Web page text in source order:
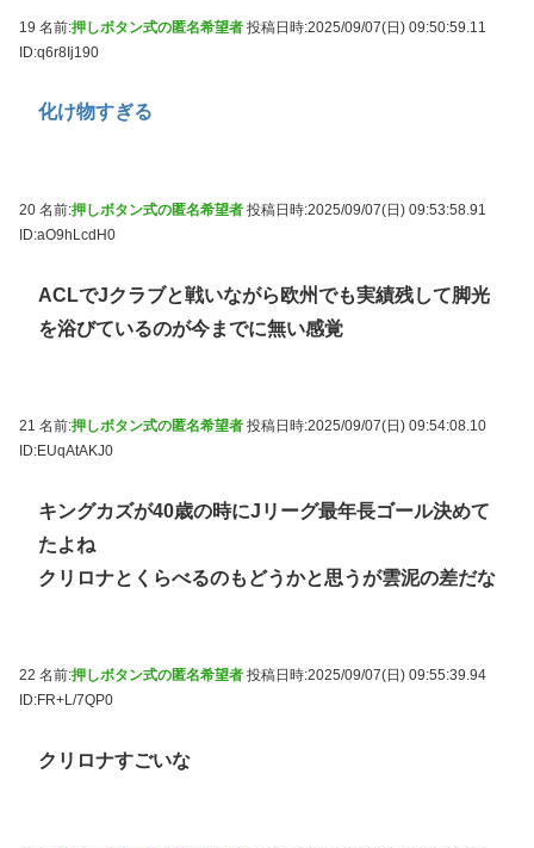
19 名前:押しボタン式の匿名希望者 投稿日時:2025/09/07(日) 09:50:59.11
ID:q6r8Ij190
化け物すぎる
20 名前:押しボタン式の匿名希望者 投稿日時:2025/09/07(日) 09:53:58.91
ID:aO9hLcdH0
ACLでJクラブと戦いながら欧州でも実績残して脚光
を浴びているのが今までに無い感覚
21 名前:押しボタン式の匿名希望者 投稿日時:2025/09/07(日) 09:54:08.10
ID:EUqAtAKJ0
キングカズが40歳の時にJリーグ最年長ゴール決めて
たよね
クリロナとくらべるのもどうかと思うが雲泥の差だな
22 名前:押しボタン式の匿名希望者 投稿日時:2025/09/07(日) 09:55:39.94
ID:FR+L/7QP0
クリロナすごいな